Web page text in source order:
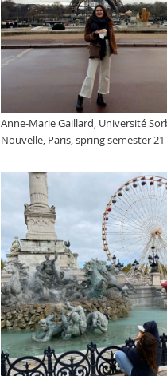
Anne-Marie Gaillard, Université
Nouvelle, Paris, spring semester 21